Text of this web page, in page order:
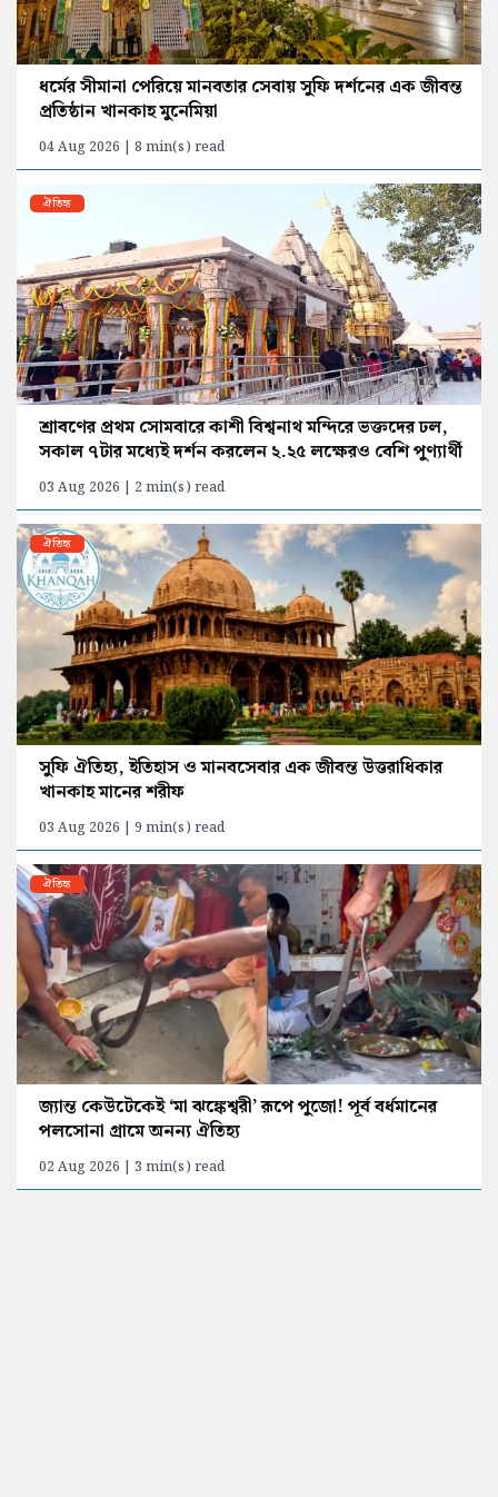
ধর্মের সীমানা পেরিয়ে মানবতার সেবায় সুফি দর্শনের এক জীবন্ত
প্রতিষ্ঠান খানকাহ মুনেমিয়া
04 Aug 2026 | 8 min(s) read
ঐতিহ্য
শ্রাবণের প্রথম সোমবারে কাশী বিশ্বনাথ মন্দিরে ভক্তদের ঢল,
সকাল ৭টার মধ্যেই দর্শন করলেন ২.২৫ লক্ষেরও বেশি পুণ্যার্থী
03 Aug 2026 | 2 min(s) read
ঐতিহ্য
সুফি ঐতিহ্য, ইতিহাস ও মানবসেবার এক জীবন্ত উত্তরাধিকার
খানকাহ মানের শরীফ
03 Aug 2026 | 9 min(s) read
ঐতিহ্য
জ্যান্ত কেউটেকেই ‘মা ঝঙ্কেশ্বরী’ রূপে পুজো! পূর্ব বর্ধমানের
পলসোনা গ্রামে অনন্য ঐতিহ্য
02 Aug 2026 | 3 min(s) read